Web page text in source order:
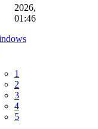
2026,
01:46
1
2
3
4
5